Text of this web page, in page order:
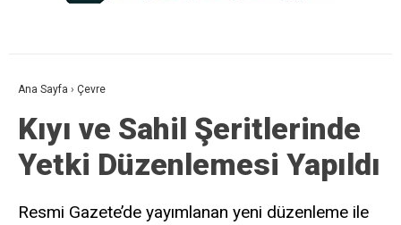
Ana Sayfa › Çevre
Kıyı ve Sahil Şeritlerinde
Yetki Düzenlemesi Yapıldı
Resmi Gazete’de yayımlanan yeni düzenleme ile